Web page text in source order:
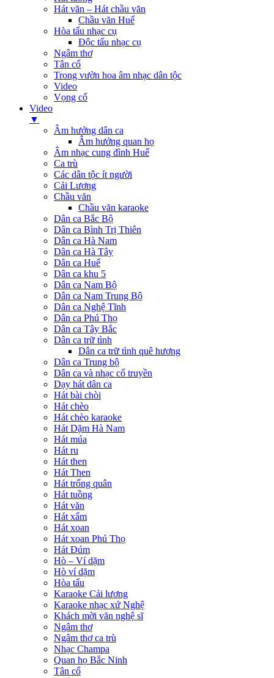
Hát văn – Hát chầu văn
Chầu văn Huế
Hòa tấu nhạc cụ
Độc tấu nhạc cụ
Ngâm thơ
Tân cổ
Trong vườn hoa âm nhạc dân tộc
Video
Vọng cổ
Video
▼
Âm hưởng dân ca
Âm hưởng quan họ
Âm nhạc cung đình Huế
Ca trù
Các dân tộc ít người
Cải Lương
Chầu văn
Chầu văn karaoke
Dân ca Bắc Bộ
Dân ca Bình Trị Thiên
Dân ca Hà Nam
Dân ca Hà Tây
Dân ca Huế
Dân ca khu 5
Dân ca Nam Bộ
Dân ca Nam Trung Bộ
Dân ca Nghệ Tĩnh
Dân ca Phú Thọ
Dân ca Tây Bắc
Dân ca trữ tình
Dân ca trữ tình quê hương
Dân ca Trung bộ
Dân ca và nhạc cổ truyền
Dạy hát dân ca
Hát bài chòi
Hát chèo
Hát chèo karaoke
Hát Dặm Hà Nam
Hát múa
Hát ru
Hát then
Hát Then
Hát trống quân
Hát tuồng
Hát văn
Hát xẩm
Hát xoan
Hát xoan Phú Thọ
Hát Đúm
Hò – Ví dặm
Hò ví dặm
Hòa tấu
Karaoke Cải lương
Karaoke nhạc xứ Nghệ
Khách mời văn nghệ sĩ
Ngâm thơ
Ngâm thơ ca trù
Nhạc Champa
Quan họ Bắc Ninh
Tân cổ